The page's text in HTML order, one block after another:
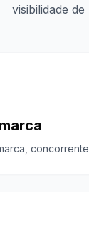
visibilidade de